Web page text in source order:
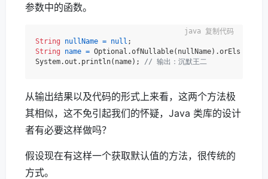
参数中的函数。
String nullName = null
String
name =
System.out.println(name); // 输出：沉默王二
复制代码
从输出结果以及代码的形式上来看，这两个方法极
其相似，这不免引起我们的怀疑，Java 类库的设计
者有必要这样做吗？
假设现在有这样一个获取默认值的方法，很传统的
方式。